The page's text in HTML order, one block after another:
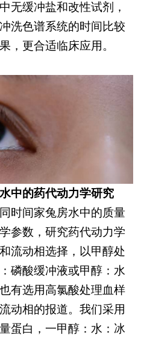
无缓冲盐和改性试剂，
洗色谱系统的时间比较
，更合适临床应用。
中的药代动力学研究
时间家兔房水中的质量
参数，研究药代动力学
流动相选择，以甲醇处
磷酸缓冲液或甲醇：水
有选用高氯酸处理血样
动相的报道。我们采用
蛋白，一甲醇：水：冰